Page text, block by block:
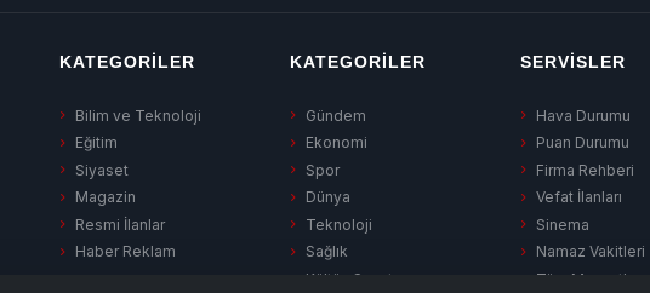
KATEGORILER
Bilim ve Teknoloji
Eğitim
Siyaset
Magazin
Resmi İlanlar
Haber Reklam
KATEGORILER
Gündem
Ekonomi
Spor
Dünya
Teknoloji
Sağlık
Kültür-Sanat
SERVISLER
Hava Durumu
Puan Durumu
Firma Rehberi
Vefat İlanları
Sinema
Namaz Vakitleri
Tüm Manşetler